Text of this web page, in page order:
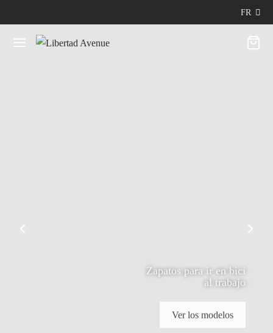
FR
Zapatos para ir en bici
al trabajo
Ver los modelos